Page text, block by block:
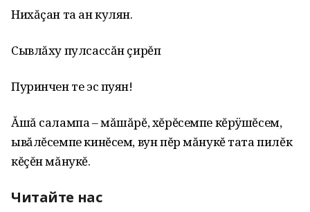
Нихăçан та ан кулян.
Сывлăху пулсассăн çирĕп
Пуринчен те эс пуян!
Ăшă салампа – мăшăрĕ, хĕрĕсемпе кĕрÿшĕсем,
ывăлĕсемпе кинĕсем, вун пĕр мăнукĕ тата пилĕк
кĕçĕн мăнукĕ.
Читайте нас